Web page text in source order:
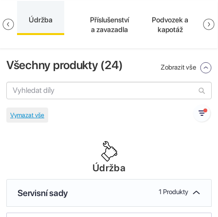
Údržba
Příslušenství
a zavazadla
Podvozek a
kapotáž
Všechny produkty (24) Zobrazit vše
Údržba
Servisní sady 1 Produkty